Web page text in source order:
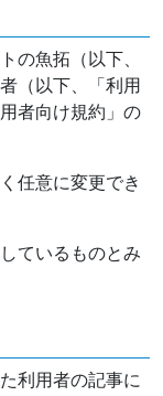
の魚拓（以下、
（以下、「利用
者向け規約」の
任意に変更でき
ているものとみ
利用者の記事に